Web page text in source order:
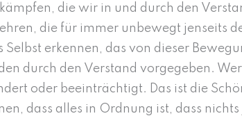
die wir in und durch den
die für immer unbewegt jenseits
Selbst erkennen, das von dieser
durch den Verstand vorgegeben.
oder beeinträchtigt. Das ist die
dass alles in Ordnung ist, dass